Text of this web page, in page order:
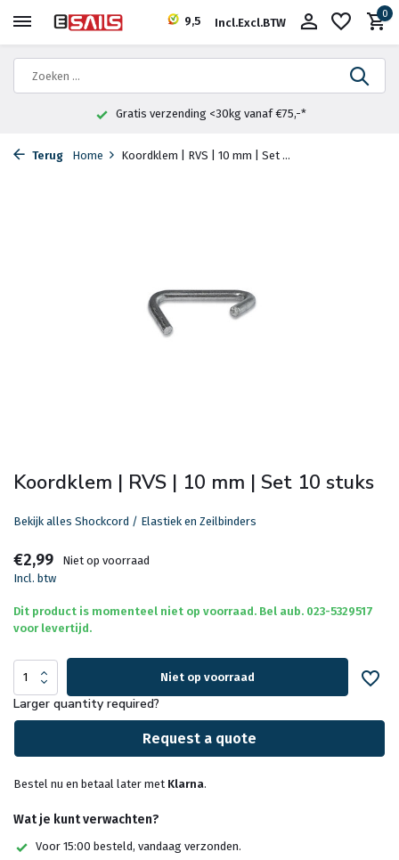
9,5 Incl.Excl.BTW
0
Gratis verzending <30kg vanaf €75,-*
Terug Home Koordklem | RVS | 10 mm | Set ...
Koordklem | RVS | 10 mm | Set 10 stuks
Bekijk alles Shockcord / Elastiek en Zeilbinders
€2,99
Niet op voorraad
Incl. btw
Dit product is momenteel niet op voorraad. Bel aub. 023-5329517
voor levertijd.
Niet op voorraad
Larger quantity required?
Request a quote
Bestel nu en betaal later met Klarna.
Wat je kunt verwachten?
Voor 15:00 besteld, vandaag verzonden.